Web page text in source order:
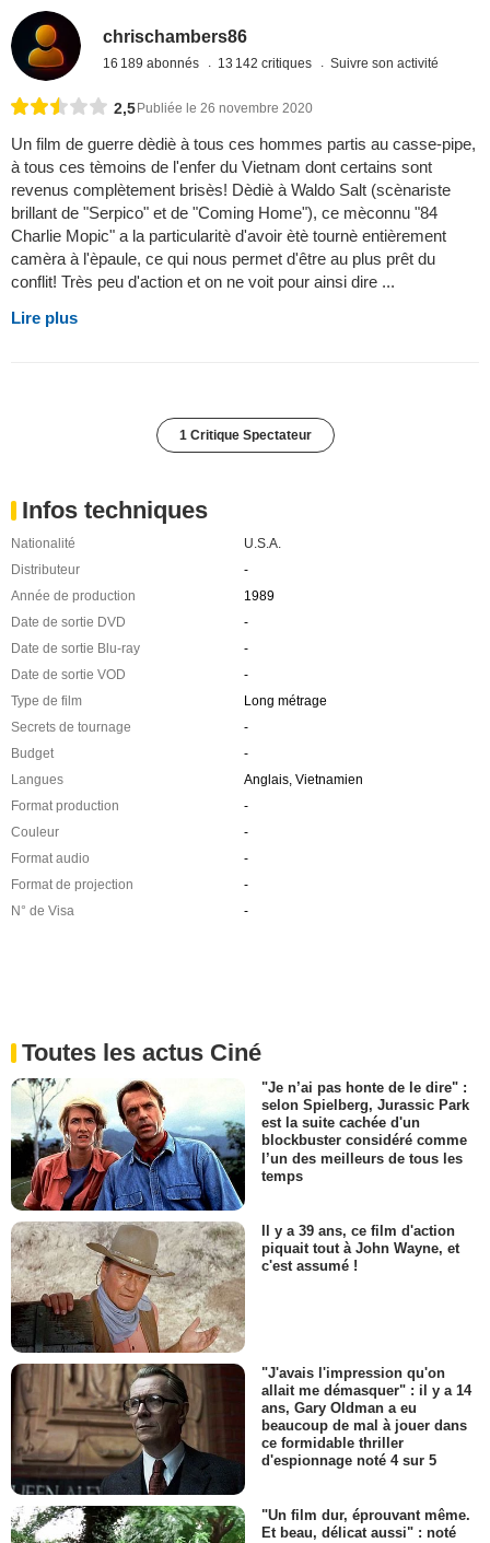
chrischambers86
16 189 abonnés 13 142 critiques Suivre son activité
2,5 Publiée le 26 novembre 2020
Un film de guerre dèdiè à tous ces hommes partis au casse-pipe,
à tous ces tèmoins de l'enfer du Vietnam dont certains sont
revenus complètement brisès! Dèdiè à Waldo Salt (scènariste
brillant de "Serpico" et de "Coming Home"), ce mèconnu "84
Charlie Mopic" a la particularitè d'avoir ètè tournè entièrement
camèra à l'èpaule, ce qui nous permet d'être au plus prêt du
conflit! Très peu d'action et on ne voit pour ainsi dire ...
Lire plus
1 Critique Spectateur
Infos techniques
Nationalité
U.S.A.
Distributeur
-
Année de production
1989
Date de sortie DVD
-
Date de sortie Blu-ray
-
Date de sortie VOD
-
Type de film
Long métrage
Secrets de tournage
-
Budget
-
Langues
Anglais, Vietnamien
Format production
-
Couleur
-
Format audio
-
Format de projection
-
N° de Visa
-
Toutes les actus Ciné
"Je n’ai pas honte de le dire" :
selon Spielberg, Jurassic Park
est la suite cachée d'un
blockbuster considéré comme
l’un des meilleurs de tous les
temps
Il y a 39 ans, ce film d'action
piquait tout à John Wayne, et
c'est assumé !
"J'avais l'impression qu'on
allait me démasquer" : il y a 14
ans, Gary Oldman a eu
beaucoup de mal à jouer dans
ce formidable thriller
d'espionnage noté 4 sur 5
"Un film dur, éprouvant même.
Et beau, délicat aussi" : noté